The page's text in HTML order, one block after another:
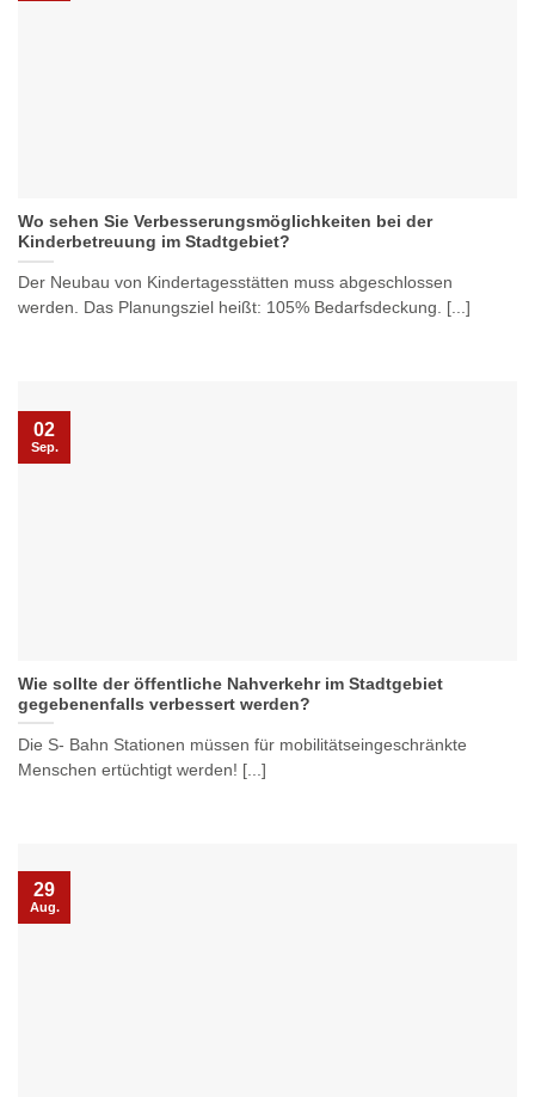
Wo sehen Sie Verbesserungsmöglichkeiten bei der
Kinderbetreuung im Stadtgebiet?
Der Neubau von Kindertagesstätten muss abgeschlossen
werden. Das Planungsziel heißt: 105% Bedarfsdeckung. [...]
Wie sollte der öffentliche Nahverkehr im Stadtgebiet
gegebenenfalls verbessert werden?
Die S- Bahn Stationen müssen für mobilitätseingeschränkte
Menschen ertüchtigt werden! [...]
02
Sep.
29
Aug.